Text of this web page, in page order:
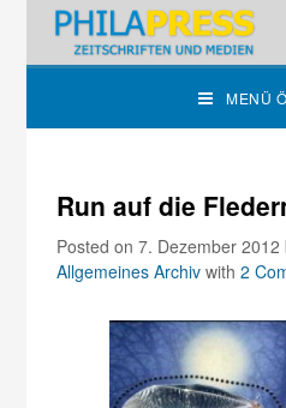
MENÜ
Run auf die
Posted on 7. Dezember 2012
Allgemeines Archiv with2